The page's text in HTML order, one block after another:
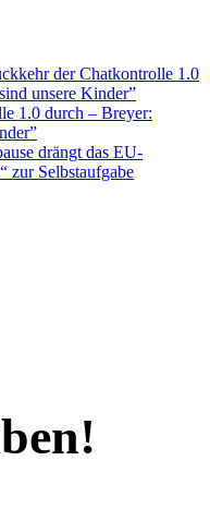
der Chatkontrolle 1.0
unsere Kinder”
1.0 durch – Breyer:
drängt das EU-
zur Selbstaufgabe